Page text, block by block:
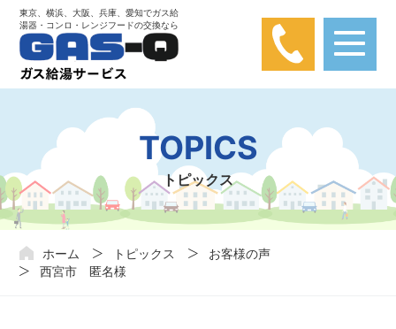
東京、横浜、大阪、兵庫、愛知でガス給
湯器・コンロ・レンジフードの交換なら
【弊社は楽天カード問い合わせとは関係あり
ません】
楽天カードに関する問い合わせが弊社にかかってきておりま
す。弊社は楽天カードと関わりはありませんので、ご注意くだ
さい。
TOPICS
トピックス
ホーム トピックス
お客様の声
西宮市 匿名様